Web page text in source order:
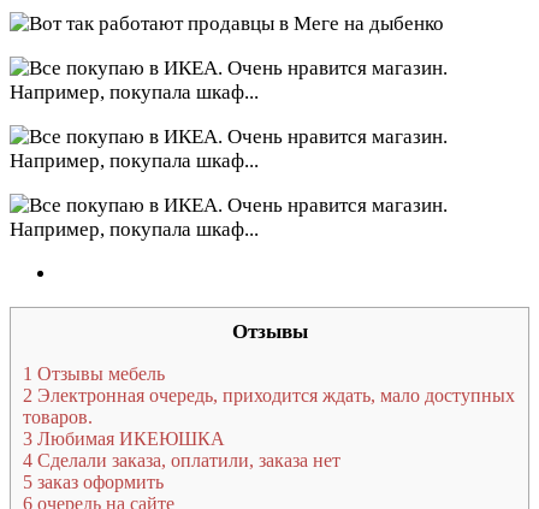
Отзывы
1 Отзывы мебель
2 Электронная очередь, приходится ждать, мало доступных
товаров.
3 Любимая ИКЕЮШКА
4 Сделали заказа, оплатили, заказа нет
5 заказ оформить
6 очередь на сайте